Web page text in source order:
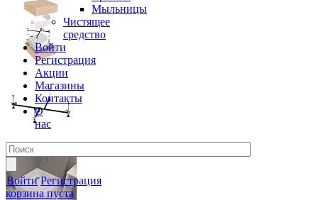
Мыльницы
Чистящее
средство
Войти
Регистрация
Акции
Магазины
Контакты
О
нас
Войти Регистрация
корзина пуста